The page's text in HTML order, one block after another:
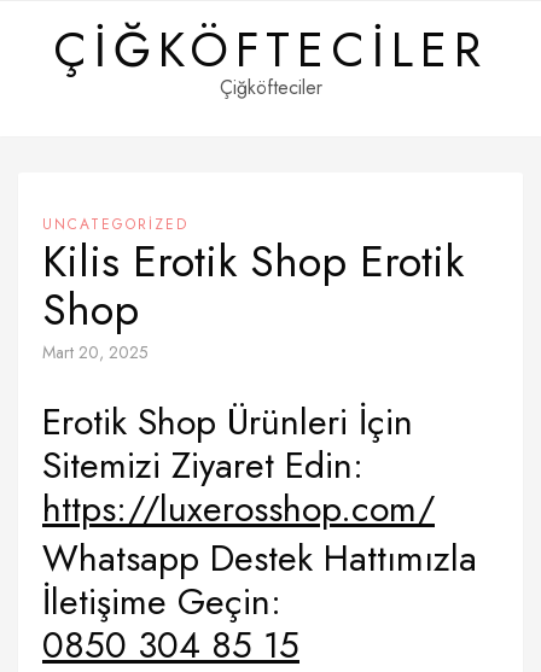
ÇIĞKÖFTECILER
Çiğköfteciler
UNCATEGORIZED
Kilis Erotik Shop Erotik
Shop
Mart 20, 2025
Erotik Shop Ürünleri İçin
Sitemizi Ziyaret Edin:
https://luxerosshop.com/
Whatsapp Destek Hattımızla
İletişime Geçin:
0850 304 85 15